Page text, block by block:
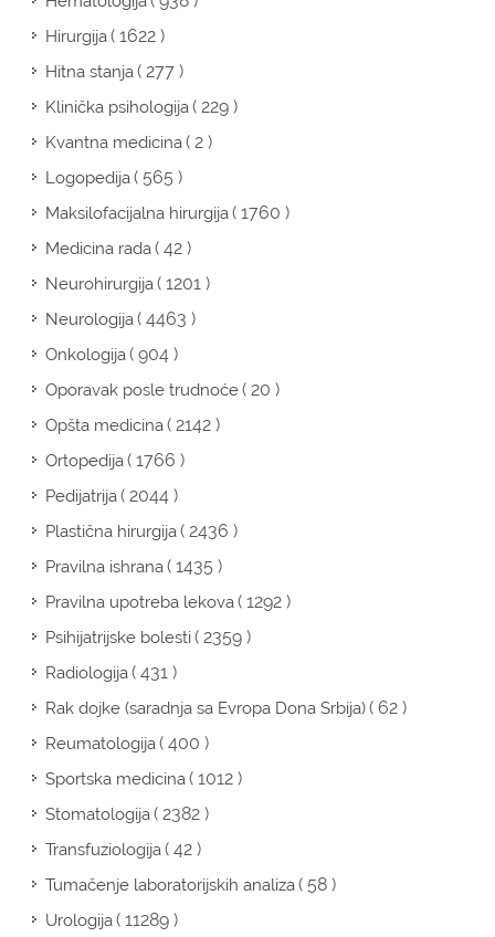
Hirurgija( 1622 )
Hitna stanja( 277 )
Klinička psihologija( 229 )
Kvantna medicina( 2 )
Logopedija( 565 )
Maksilofacijalna hirurgija( 1760 )
Medicina rada( 42 )
Neurohirurgija( 1201 )
Neurologija( 4463 )
Onkologija( 904 )
Oporavak posle trudnoće( 20 )
Opšta medicina( 2142 )
Ortopedija( 1766 )
Pedijatrija( 2044 )
Plastična hirurgija( 2436 )
Pravilna ishrana( 1435 )
Pravilna upotreba lekova( 1292 )
Psihijatrijske bolesti( 2359 )
Radiologija( 431 )
Rak dojke (saradnja sa Evropa Dona Srbija)( 62 )
Reumatologija( 400 )
Sportska medicina( 1012 )
Stomatologija( 2382 )
Transfuziologija( 42 )
Tumačenje laboratorijskih analiza( 58 )
Urologija( 11289 )